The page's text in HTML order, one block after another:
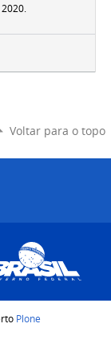
Voltar para o topo
Plone